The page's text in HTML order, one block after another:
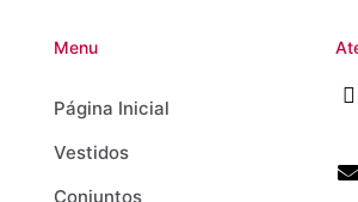
Menu
Página Inicial
Vestidos
Conjuntos